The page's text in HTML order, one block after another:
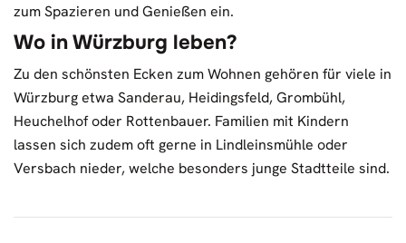
zum Spazieren und Genießen ein.
Wo in Würzburg leben?
Zu den schönsten Ecken zum Wohnen gehören für viele in
Würzburg etwa Sanderau, Heidingsfeld, Grombühl,
Heuchelhof oder Rottenbauer. Familien mit Kindern
lassen sich zudem oft gerne in Lindleinsmühle oder
Versbach nieder, welche besonders junge Stadtteile sind.